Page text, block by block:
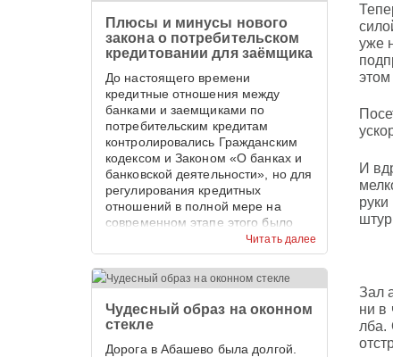
Читать далее
Плюсы и минусы нового
закона о потребительском
кредитовании для заёмщика
До настоящего времени
кредитные отношения между
банками и заемщиками по
потребительским кредитам
контролировались Гражданским
кодексом и Законом «О банках и
банковской деятельности», но для
регулирования кредитных
отношений в полной мере на
современном этапе этого было
Чудесный образ на оконном
стекле
Дорога в Абашево была долгой.
уже
этом
И
Зал
ни в
лба.